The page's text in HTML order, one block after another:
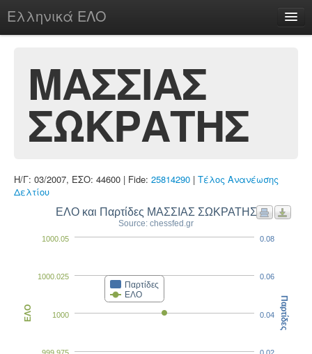
Ελληνικά ΕΛΟ
chesstu.be @ discord
Login
ΜΑΣΣΙΑΣ
ΣΩΚΡΑΤΗΣ
Η/Γ: 03/2007, ΕΣΟ: 44600 | Fide: 25814290 | Τέλος Ανανέωσης
Δελτίου
ΕΛΟ και Παρτίδες ΜΑΣΣΙΑΣ ΣΩΚΡΑΤΗΣ
Source: chessfed.gr
Παρτίδες
ΕΛΟ
1000
1000.025
1000.05
ΕΛΟ 0.04
0.06
0.08
Παρτίδες